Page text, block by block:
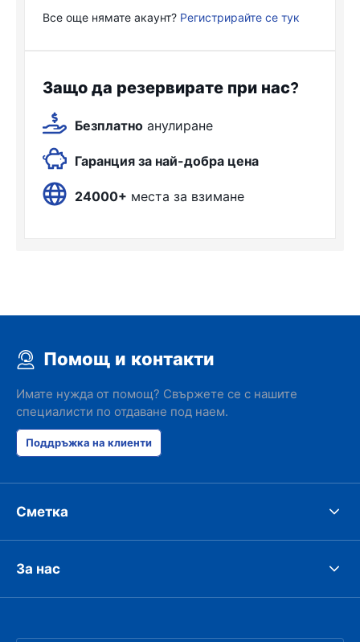
Все още нямате акаунт? Регистрирайте се тук
Защо да резервирате при нас?
Безплатно анулиране
Гаранция за най-добра цена
24000+ места за взимане
Помощ и контакти
Имате нужда от помощ? Свържете се с нашите
специалисти по отдаване под наем.
Поддръжка на клиенти
Сметка
За нас